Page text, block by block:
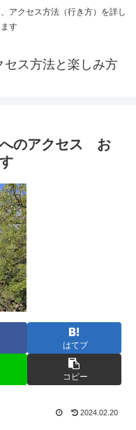
アクセス方法（行き方）を詳し
す
セス方法と楽しみ方
へのアクセス お
はてブ
コピー
2024.02.20